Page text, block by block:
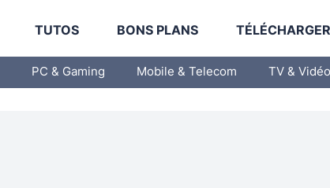
TUTOS BONS PLANS
PC & Gaming Mobile & Telecom TV & Vidéo